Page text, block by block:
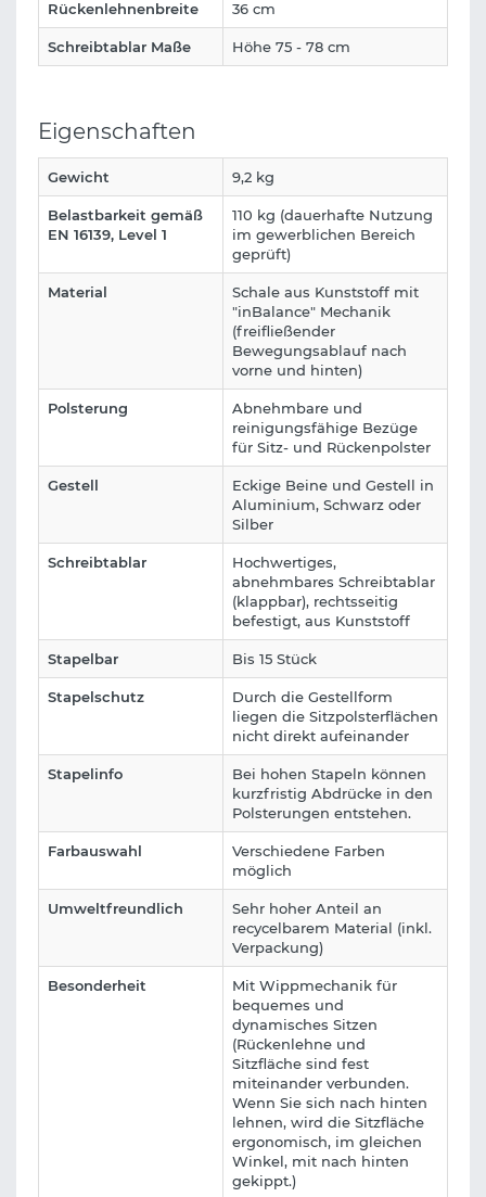
Rückenlehnenbreite 36 cm
Schreibtablar Maße Höhe 75 - 78 cm
Eigenschaften
Gewicht 9,2 kg
Belastbarkeit gemäß
EN 16139, Level 1
110 kg (dauerhafte Nutzung
im gewerblichen Bereich
geprüft)
Material
Schale aus Kunststoff mit
"inBalance" Mechanik
(freifließender
Bewegungsablauf nach
vorne und hinten)
Polsterung
Abnehmbare und
reinigungsfähige Bezüge
für Sitz- und Rückenpolster
Gestell
Eckige Beine und Gestell in
Aluminium, Schwarz oder
Silber
Schreibtablar
Hochwertiges,
abnehmbares Schreibtablar
(klappbar), rechtsseitig
befestigt, aus Kunststoff
Stapelbar Bis 15 Stück
Stapelschutz
Durch die Gestellform
liegen die Sitzpolsterflächen
nicht direkt aufeinander
Stapelinfo
Bei hohen Stapeln können
kurzfristig Abdrücke in den
Polsterungen entstehen.
Farbauswahl
Verschiedene Farben
möglich
Umweltfreundlich
Sehr hoher Anteil an
recycelbarem Material (inkl.
Verpackung)
Besonderheit
Mit Wippmechanik für
bequemes und
dynamisches Sitzen
(Rückenlehne und
Sitzfläche sind fest
miteinander verbunden.
Wenn Sie sich nach hinten
lehnen, wird die Sitzfläche
ergonomisch, im gleichen
Winkel, mit nach hinten
gekippt.)